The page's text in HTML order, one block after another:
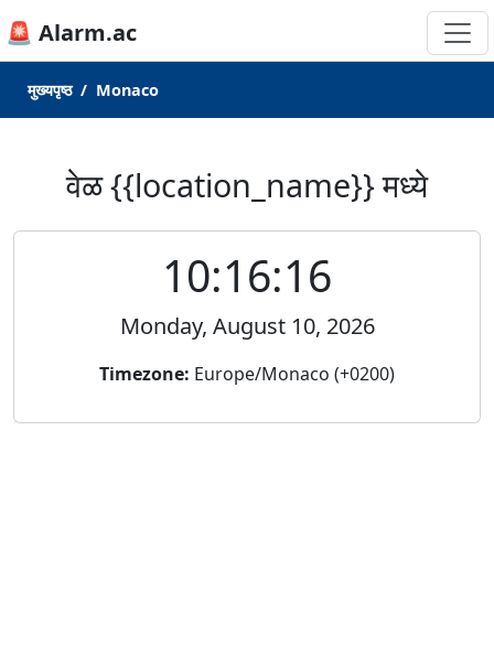
🚨 Alarm.ac
मुख्यपृष्ठ Monaco
वेळ {{location_name}} मध्ये
10:16:16
Monday, August 10, 2026
Timezone: Europe/Monaco (+0200)